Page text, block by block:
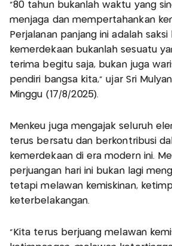
“80 tahun bukanlah waktu yang
menjaga dan mempertahankan
Perjalanan panjang ini adalah
kemerdekaan bukanlah sesuatu
terima begitu saja, bukan juga
pendiri bangsa kita,” ujar Sri
Minggu (17/8/2025).
Menkeu juga mengajak seluruh
terus bersatu dan berkontribusi
kemerdekaan di era modern ini.
perjuangan hari ini bukan lagi
tetapi melawan kemiskinan,
keterbelakangan.
“Kita terus berjuang melawan